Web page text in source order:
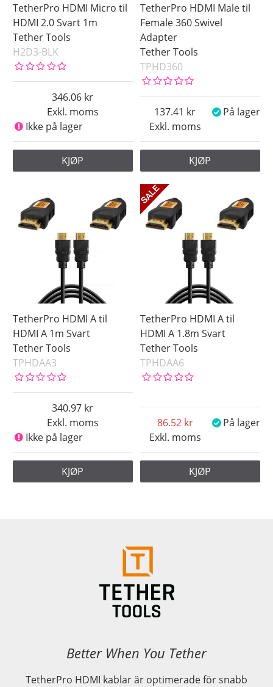
TetherPro HDMI Micro til
HDMI 2.0 Svart 1m
Tether Tools
H2D3-BLK
Exkl. moms
346.06
Ikke på lager
KJØP
TetherPro HDMI Male til
Female 360 Swivel
Adapter
Tether Tools
TPHD360
Exkl. moms
137.41 På lager
KJØP
TetherPro HDMI A til
HDMI A 1m Svart
Tether Tools
TPHDAA3
Exkl. moms
340.97
Ikke på lager
KJØP
TetherPro HDMI A til
HDMI A 1.8m Svart
Tether Tools
TPHDAA6
Exkl. moms
86.52 På lager
KJØP
Better When You Tether
TetherPro HDMI kablar är optimerade för snabb